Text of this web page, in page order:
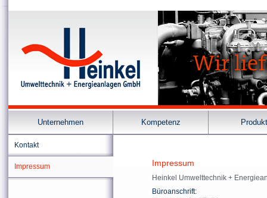
Unternehmen Kompetenz
Kontakt
Impressum Impressum
Heinkel Umwelttechnik +
Büroanschrift: